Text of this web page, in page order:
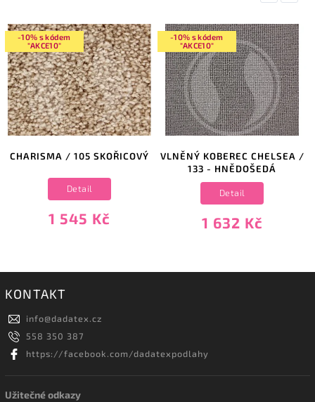
-10% s kódem
"AKCE10"
CHARISMA / 105 SKOŘICOVÝ
1 545 Kč
Detail
-10% s kódem
"AKCE10"
VLNĚNÝ KOBEREC CHELSEA /
133 - HNĚDOŠEDÁ
1 632 Kč
Detail
KONTAKT
info@dadatex.cz
558 350 387
https://facebook.com/dadatexpodlahy
Užitečné odkazy